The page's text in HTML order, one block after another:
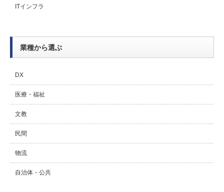
ITインフラ
業種から選ぶ
DX
医療・福祉
文教
民間
物流
自治体・公共